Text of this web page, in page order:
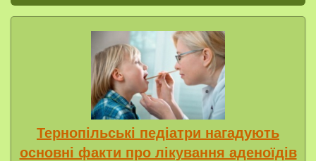
Тернопільські педіатри нагадують
основні факти про лікування аденоїдів